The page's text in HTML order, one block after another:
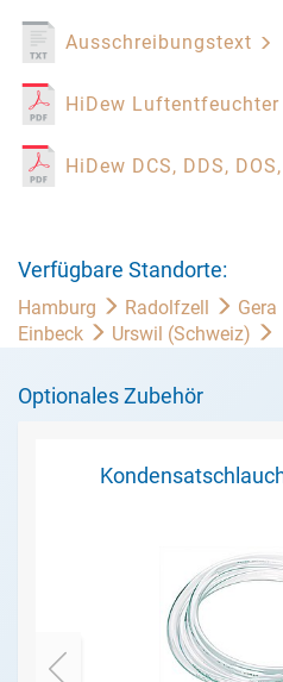
Ausschreibungstext
HiDew Luftentfeuchter
HiDew DCS, DDS,
Verfügbare Standorte:
Hamburg Radolfzell Gera
Einbeck
Urswil (Schweiz)
Optionales Zubehör